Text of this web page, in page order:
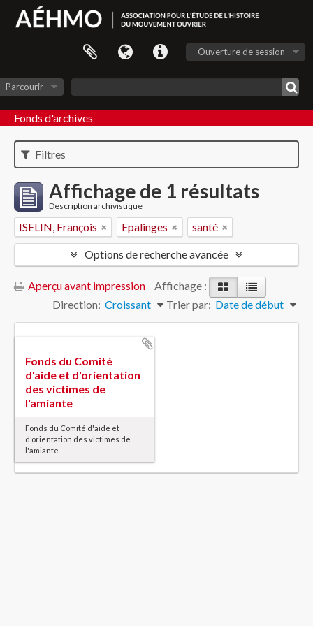
Ouverture de session
Parcourir
Fonds d'archives
Filtres
Affichage de 1 résultats
Description archivistique
ISELIN, François Epalinges santé
Options de recherche avancée
Aperçu avant impression
Affichage :
Trier par: Date de début
Direction: Croissant
Fonds du Comité
d'aide et d'orientation
des victimes de
l'amiante
Fonds du Comité d'aide et
d'orientation des victimes de
l'amiante